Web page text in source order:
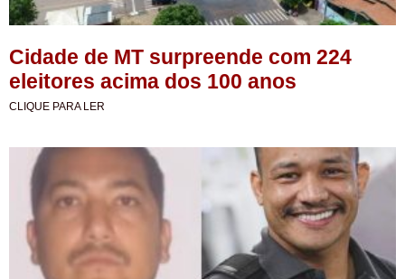
Cidade de MT surpreende com 224
eleitores acima dos 100 anos
CLIQUE PARA LER